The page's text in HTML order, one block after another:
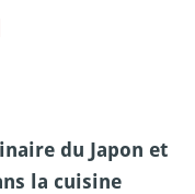
du Japon et
la cuisine